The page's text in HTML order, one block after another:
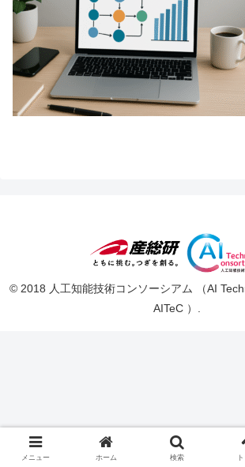
© 2018 人工知能技術コンソーシアム （AI
AITeC ）.
メニュー ホーム 検索